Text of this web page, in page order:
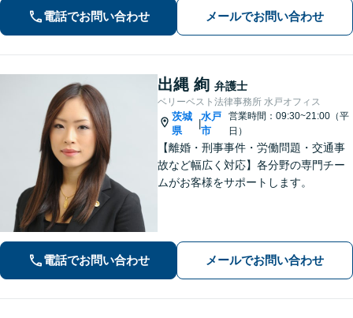
幅広く対応します【初回相談無料】
【土日祝対応可】
電話でお問い合わせ メールでお問い合わせ
出縄 絢 弁護士
ベリーベスト法律事務所 水戸オフィス
茨城
県
|
水戸
市
営業時間：09:30~21:00（平
日）
【離婚・刑事事件・労働問題・交通事
故など幅広く対応】各分野の専門チー
ムがお客様をサポートします。
電話でお問い合わせ メールでお問い合わせ